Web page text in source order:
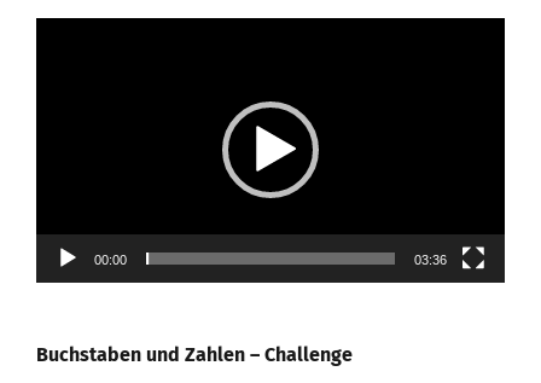
00:00 03:36
Buchstaben und Zahlen – Challenge